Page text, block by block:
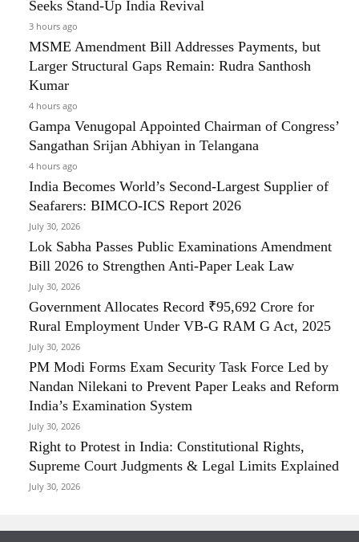
Seeks Stand-Up India Revival
3 hours ago
MSME Amendment Bill Addresses Payments, but
Larger Structural Gaps Remain: Rudra Santhosh
Kumar
4 hours ago
Gampa Venugopal Appointed Chairman of Congress’
Sangathan Srijan Abhiyan in Telangana
4 hours ago
India Becomes World’s Second-Largest Supplier of
Seafarers: BIMCO-ICS Report 2026
July 30, 2026
Lok Sabha Passes Public Examinations Amendment
Bill 2026 to Strengthen Anti-Paper Leak Law
July 30, 2026
Government Allocates Record ₹95,692 Crore for
Rural Employment Under VB-G RAM G Act, 2025
July 30, 2026
PM Modi Forms Exam Security Task Force Led by
Nandan Nilekani to Prevent Paper Leaks and Reform
India’s Examination System
July 30, 2026
Right to Protest in India: Constitutional Rights,
Supreme Court Judgments & Legal Limits Explained
July 30, 2026